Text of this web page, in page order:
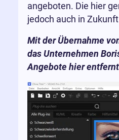
angeboten. Die hier
jedoch auch in
Mit der Übernahme
das Unternehmen
Angebote hier